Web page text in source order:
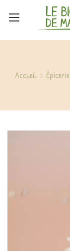
Accueil Épicerie